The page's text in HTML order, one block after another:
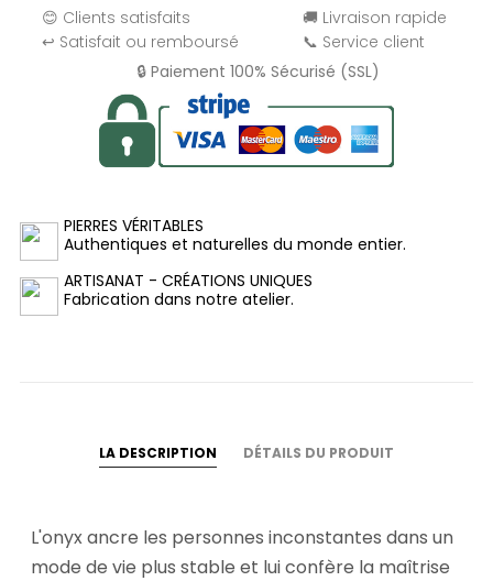
😊 Clients satisfaits
🚚 Livraison rapide
↩️ Satisfait ou remboursé
📞 Service client
🔒 Paiement 100% Sécurisé (SSL)
PIERRES VÉRITABLES
Authentiques et naturelles du monde entier.
ARTISANAT - CRÉATIONS UNIQUES
Fabrication dans notre atelier.
LA DESCRIPTION DÉTAILS DU PRODUIT
L'onyx ancre les personnes inconstantes dans un
mode de vie plus stable et lui confère la maîtrise